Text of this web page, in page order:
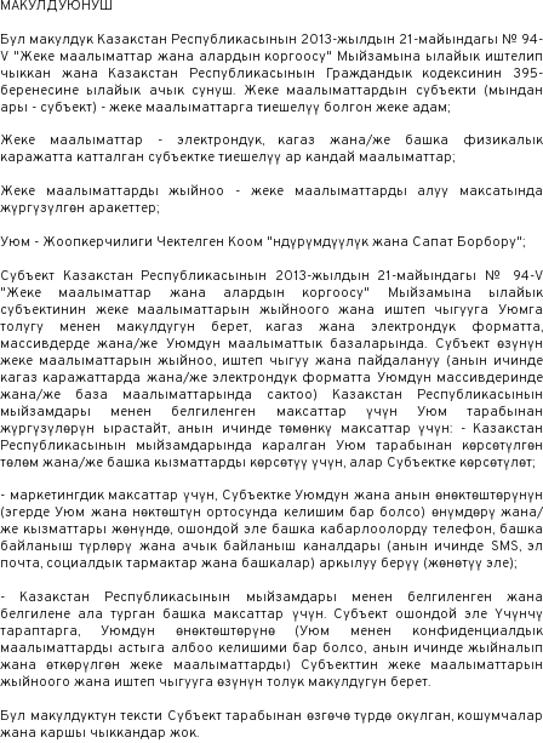
МАКУЛДУЮНУШ
Бул макулдук Казакстан Республикасынын 2013-жылдын 21-майындагы № 94-
V "Жеке маалыматтар жана алардын коргоосу" Мыйзамына ылайык иштелип
чыккан жана Казакстан Республикасынын Граждандык кодексинин 395-
беренесине ылайык ачык сунуш. Жеке маалыматтардын субъекти (мындан
ары - субъект) - жеке маалыматтарга тиешелүү болгон жеке адам;
Жеке маалыматтар - электрондук, кагаз жана/же башка физикалык
каражатта катталган субъектке тиешелүү ар кандай маалыматтар;
Жеке маалыматтарды жыйноо - жеке маалыматтарды алуу максатында
жүргүзүлгөн аракеттер;
Уюм - Жоопкерчилиги Чектелген Коом "Өндүрүмдүүлүк жана Сапат Борбору";
Субъект Казакстан Республикасынын 2013-жылдын 21-майындагы № 94-V
"Жеке маалыматтар жана алардын коргоосу" Мыйзамына ылайык
субъектинин жеке маалыматтарын жыйноого жана иштеп чыгууга Уюмга
толугу менен макулдугун берет, кагаз жана электрондук форматта,
массивдерде жана/же Уюмдун маалыматтык базаларында. Субъект өзүнүн
жеке маалыматтарын жыйноо, иштеп чыгуу жана пайдалануу (анын ичинде
кагаз каражаттарда жана/же электрондук форматта Уюмдун массивдеринде
жана/же база маалыматтарында сактоо) Казакстан Республикасынын
мыйзамдары менен белгиленген максаттар үчүн Уюм тарабынан
жүргүзүлөрүн ырастайт, анын ичинде төмөнкү максаттар үчүн: - Казакстан
Республикасынын мыйзамдарында каралган Уюм тарабынан көрсөтүлгөн
төлөм жана/же башка кызматтарды көрсөтүү үчүн, алар Субъектке көрсөтүлөт;
- маркетингдик максаттар үчүн, Субъектке Уюмдун жана анын өнөктөштөрүнүн
(эгерде Уюм жана Өнөктөштүн ортосунда келишим бар болсо) өнүмдөрү жана/
же кызматтары жөнүндө, ошондой эле башка кабарлоолорду телефон, башка
байланыш түрлөрү жана ачык байланыш каналдары (анын ичинде SMS, эл
почта, социалдык тармактар жана башкалар) аркылуу берүү (жөнөтүү эле);
- Казакстан Республикасынын мыйзамдары менен белгиленген жана
белгилене ала турган башка максаттар үчүн. Субъект ошондой эле Үчүнчү
тараптарга, Уюмдун өнөктөштөрүнө (Уюм менен конфиденциалдык
маалыматтарды астыга албоо келишими бар болсо, анын ичинде жыйналып
жана өткөрүлгөн жеке маалыматтарды) Субъекттин жеке маалыматтарын
жыйноого жана иштеп чыгууга өзүнүн толук макулдугун берет.
Бул макулдуктун тексти Субъект тарабынан өзгөчө түрдө окулган, кошумчалар
жана каршы чыккандар жок.